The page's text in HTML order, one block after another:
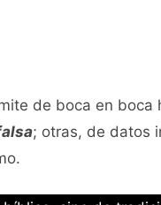
de boca en boca
; otras, de datos